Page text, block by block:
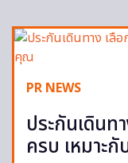
PR NEWS
ประกันเดินท
ครบ เหมาะ